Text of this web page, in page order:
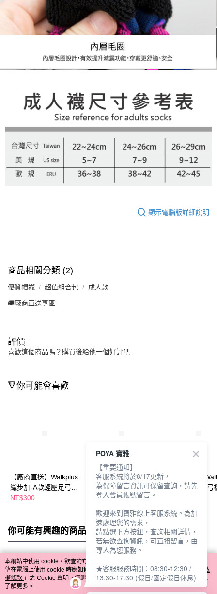
顯示電腦版詳細說明
商品相關分類 (2)
優質帽襪 超值組合包 成人款
🚚廠商直送專區
評價
喜歡這個商品嗎？購買後給他一個好評吧
🔻你可能會喜歡
【廠商直送】Walkplus
織步加-A款輕壓足弓
襪-3入-淺灰23-27
NT$300
【廠商直送】Walkplus
織步加-輕壓足弓襪-3
雙入-黑灰-25-28
NT$300
【廠商直送】
織步加-輕壓足弓
你可能有興趣的商品 全站排行
熱門標籤
本網站中使用 cookie，欲查詢有關本網站使用 cookie 方式之詳情，及若您不希
望在電腦上使用 cookie 時應如何變更電腦的 cookie 設定，請參閱本網站「
隱私
權條款 」之 Cookie 聲明。您繼續使用本網站即表示您同意本公司得按本網站使
用條款之 Cookie 聲明使用 cookie。
了解更多 >
POYA 寶雅
【重要通知】
客服系統將於8/17更新，
為保障留言資訊可保留查詢，請先
登入會員帳號留言。
歡迎來到寶雅線上客服系統。為加
速處理您的需求，
請點選下方按鈕，查詢相關詳情，
若無欲查詢資訊，可直接留言，由
專人為您服務。
★客服服務時間：08:30-12:30 /
13:30-17:30 (假日/國定假日休息)